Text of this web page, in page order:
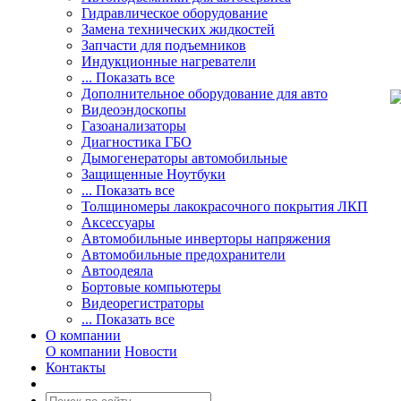
Гидравлическое оборудование
Замена технических жидкостей
Запчасти для подъемников
Индукционные нагреватели
... Показать все
Дополнительное оборудование для авто
Видеоэндоскопы
Газоанализаторы
Диагностика ГБО
Дымогенераторы автомобильные
Защищенные Ноутбуки
... Показать все
Толщиномеры лакокрасочного покрытия ЛКП
Аксессуары
Автомобильные инверторы напряжения
Автомобильные предохранители
Автоодеяла
Бортовые компьютеры
Видеорегистраторы
... Показать все
О компании
О компании Новости
Контакты